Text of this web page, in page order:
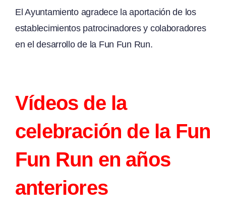
El Ayuntamiento agradece la aportación de los
establecimientos patrocinadores y colaboradores
en el desarrollo de la Fun Fun Run.
Vídeos de la
celebración de la Fun
Fun Run en años
anteriores